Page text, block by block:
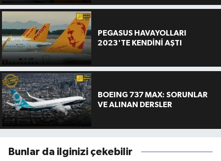
PEGASUS HAVAYOLLARI
2023'TE KENDİNİ AŞTI
BOEING 737 MAX: SORUNLAR
VE ALINAN DERSLER
Bunlar da ilginizi çekebilir